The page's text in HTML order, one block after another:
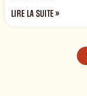
LIRE LA SUITE »